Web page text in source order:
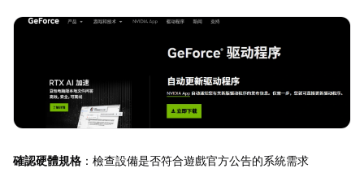
確認硬體規格 ：檢查設備是否符合遊戲官方公告的系統需求